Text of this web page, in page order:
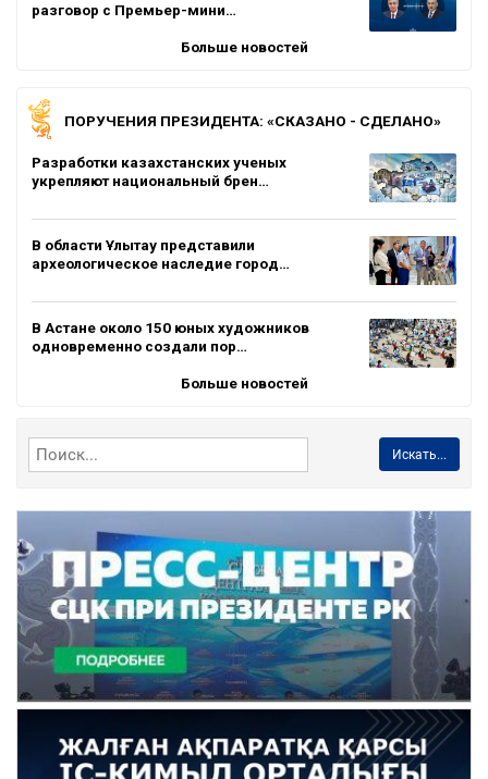
разговор с Премьер-мини…
Больше новостей
ПОРУЧЕНИЯ ПРЕЗИДЕНТА: «СКАЗАНО - СДЕЛАНО»
Разработки казахстанских ученых
укрепляют национальный брен…
В области Ұлытау представили
археологическое наследие город…
В Астане около 150 юных художников
одновременно создали пор…
Больше новостей
Искать...